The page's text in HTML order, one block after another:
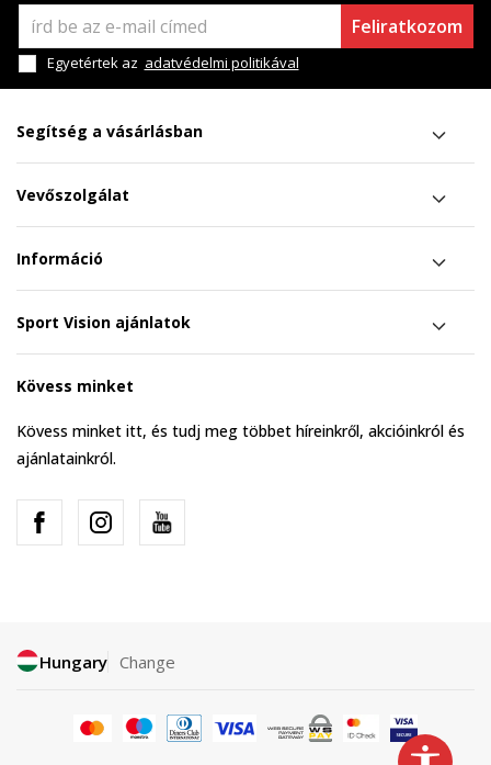
Feliratkozom
Egyetértek az adatvédelmi politikával
Segítség a vásárlásban
Vevőszolgálat
Információ
Sport Vision ajánlatok
Kövess minket
Kövess minket itt, és tudj meg többet híreinkről, akcióinkról és
ajánlatainkról.
Hungary Change